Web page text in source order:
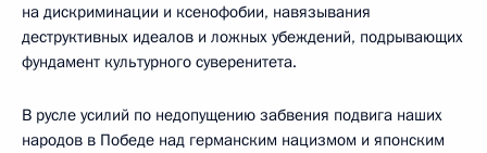
на дискриминации и ксенофобии, навязывания
деструктивных идеалов и ложных убеждений, подрывающих
фундамент культурного суверенитета.
В русле усилий по недопущению забвения подвига наших
народов в Победе над германским нацизмом и японским